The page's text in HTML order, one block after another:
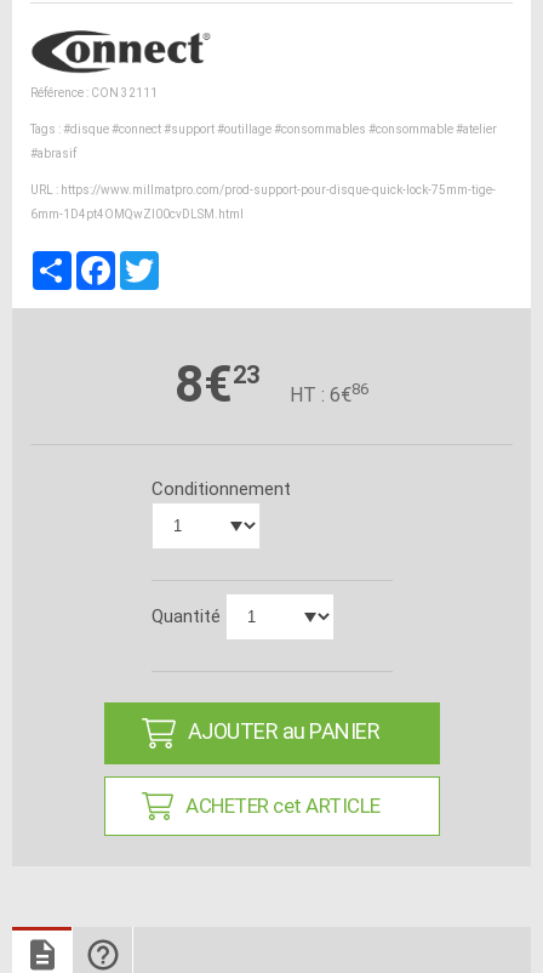
Référence : CON 32111
Tags :#disque#connect#support#outillage#consommables #consommable#atelier
#abrasif
URL : https://www.millmatpro.com/prod-support-pour-disque-quick-lock-75mm-tige-
6mm-1D4pt4OMQwZI00cvDLSM.html
PartagerFacebook
8€23
HT : 6€86
Conditionnement
Quantité
AJOUTER au PANIER
ACHETER cet ARTICLE